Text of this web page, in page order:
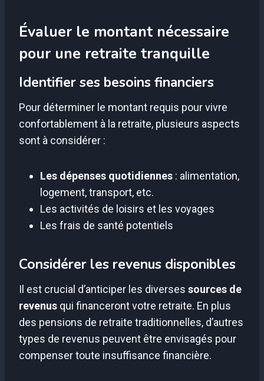
Évaluer le montant nécessaire
pour une retraite tranquille
Identifier ses besoins financiers
Pour déterminer le montant requis pour vivre
confortablement à la retraite, plusieurs aspects
sont à considérer :
Les dépenses quotidiennes : alimentation,
logement, transport, etc.
Les activités de loisirs et les voyages
Les frais de santé potentiels
Considérer les revenus disponibles
Il est crucial d’anticiper les diverses sources de
revenus qui financeront votre retraite. En plus
des pensions de retraite traditionnelles, d’autres
types de revenus peuvent être envisagés pour
compenser toute insuffisance financière.